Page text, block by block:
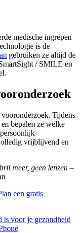
medische ingrepen
is de
gebruiken ze altijd de
/ SMILE en
Tijdens
bepalen ze welke
vrijblijvend en
meer, geen lenzen –
een gratis
is voor je gezondheid